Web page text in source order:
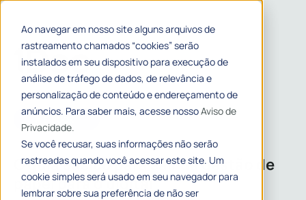
Ao navegar em nosso site alguns arquivos de
rastreamento chamados “cookies” serão
instalados em seu dispositivo para execução de
análise de tráfego de dados, de relevância e
personalização de conteúdo e endereçamento de
anúncios. Para saber mais, acesse nossoAviso de
Privacidade.
Se você recusar, suas informações não serão
rastreadas quando você acessar este site. Um
cookie simples será usado em seu navegador para
lembrar sobre sua preferência de não ser
O guia básico para sair da gestão de
papel para o digital